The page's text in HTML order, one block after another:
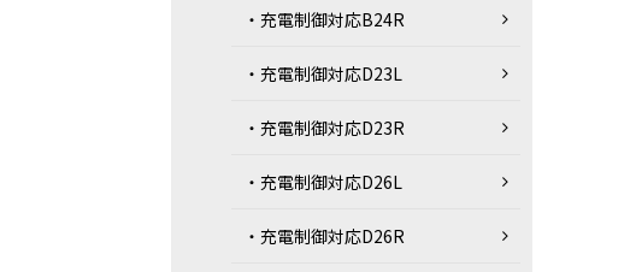
・充電制御対応B24R
・充電制御対応D23L
・充電制御対応D23R
・充電制御対応D26L
・充電制御対応D26R